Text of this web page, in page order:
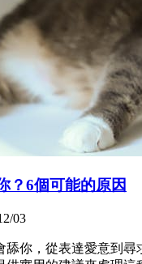
？6個可能的原因
03
舔你，從表達愛意到尋